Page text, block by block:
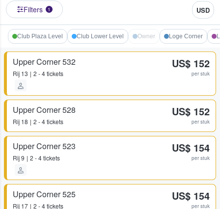
Filters 1 USD
Club Plaza Level Club Lower Level Owner Loge Corner
Upper Corner 532
Rij 13 2 - 4 tickets
US$ 152
per stuk
Upper Corner 528
Rij 18 2 - 4 tickets
US$ 152
per stuk
Upper Corner 523
Rij9 2 - 4 tickets
US$ 154
per stuk
Upper Corner 525
Rij 17 2 - 4 tickets
US$ 154
per stuk